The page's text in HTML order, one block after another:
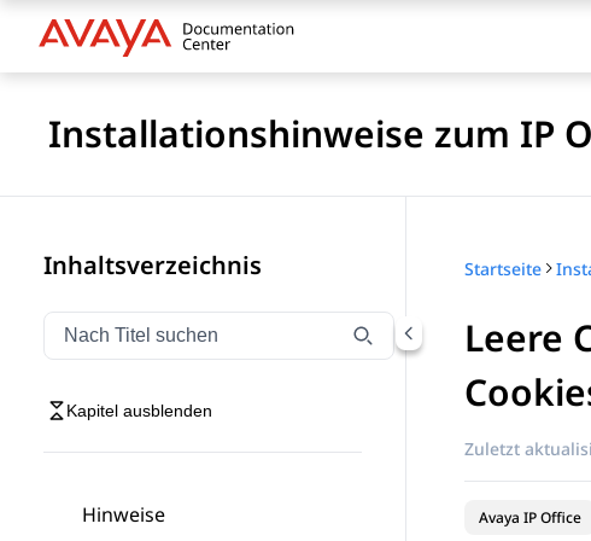
Installationshinweise zum IP
Inhaltsverzeichnis
Navigation nach Titel filtern
Geben Sie Text ein, um Navigationselemente nach Titel
Kapitel ausblenden
Hinweise
Startseite
Leere
Zuletzt
Avaya IP Office